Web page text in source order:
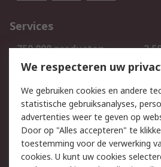
Services
750.000 producten
Bestellen
Track & Trace
Wettelijk
Cookiebeleid
We respecteren uw
We gebruiken cookies en andere
statistische gebruiksanalyses,
advertenties weer te geven op
Door op "Alles accepteren" te
toestemming voor de verwerking
cookies. U kunt uw cookies